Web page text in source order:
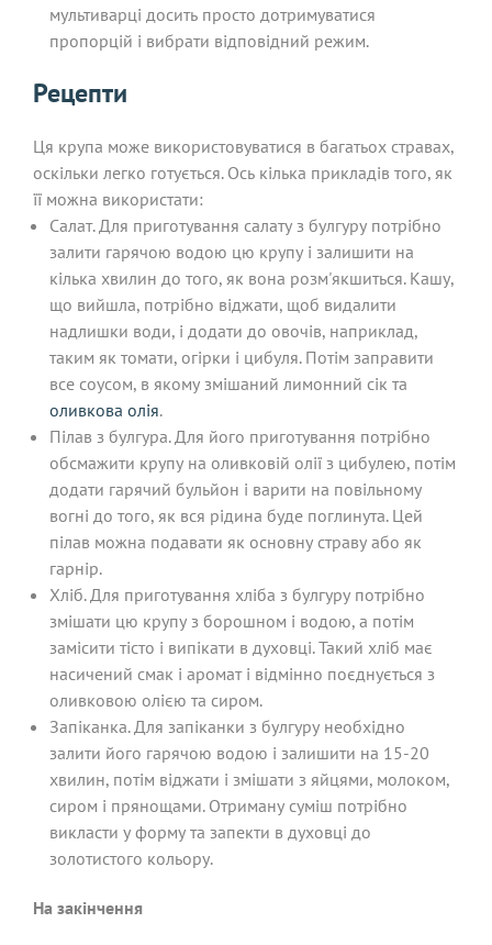
мультиварці досить просто дотримуватися
пропорцій і вибрати відповідний режим.
Рецепти
Ця крупа може використовуватися в багатьох стравах,
оскільки легко готується. Ось кілька прикладів того, як
її можна використати:
Салат. Для приготування салату з булгуру потрібно
залити гарячою водою цю крупу і залишити на
кілька хвилин до того, як вона розм'якшиться. Кашу,
що вийшла, потрібно віджати, щоб видалити
надлишки води, і додати до овочів, наприклад,
таким як томати, огірки і цибуля. Потім заправити
все соусом, в якому змішаний лимонний сік та
оливкова олія.
Пілав з булгура. Для його приготування потрібно
обсмажити крупу на оливковій олії з цибулею, потім
додати гарячий бульйон і варити на повільному
вогні до того, як вся рідина буде поглинута. Цей
пілав можна подавати як основну страву або як
гарнір.
Хліб. Для приготування хліба з булгуру потрібно
змішати цю крупу з борошном і водою, а потім
замісити тісто і випікати в духовці. Такий хліб має
насичений смак і аромат і відмінно поєднується з
оливковою олією та сиром.
Запіканка. Для запіканки з булгуру необхідно
залити його гарячою водою і залишити на 15-20
хвилин, потім віджати і змішати з яйцями, молоком,
сиром і прянощами. Отриману суміш потрібно
викласти у форму та запекти в духовці до
золотистого кольору.
На закінчення